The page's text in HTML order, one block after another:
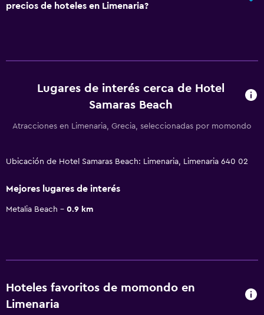
precios de hoteles en Limenaria?
Lugares de interés cerca de Hotel
Samaras Beach
Atracciones en Limenaria, Grecia, seleccionadas por momondo
Ubicación de Hotel Samaras Beach: Limenaria, Limenaria 640 02
Mejores lugares de interés
Metalia Beach 0.9 km
Hoteles favoritos de momondo en
Limenaria